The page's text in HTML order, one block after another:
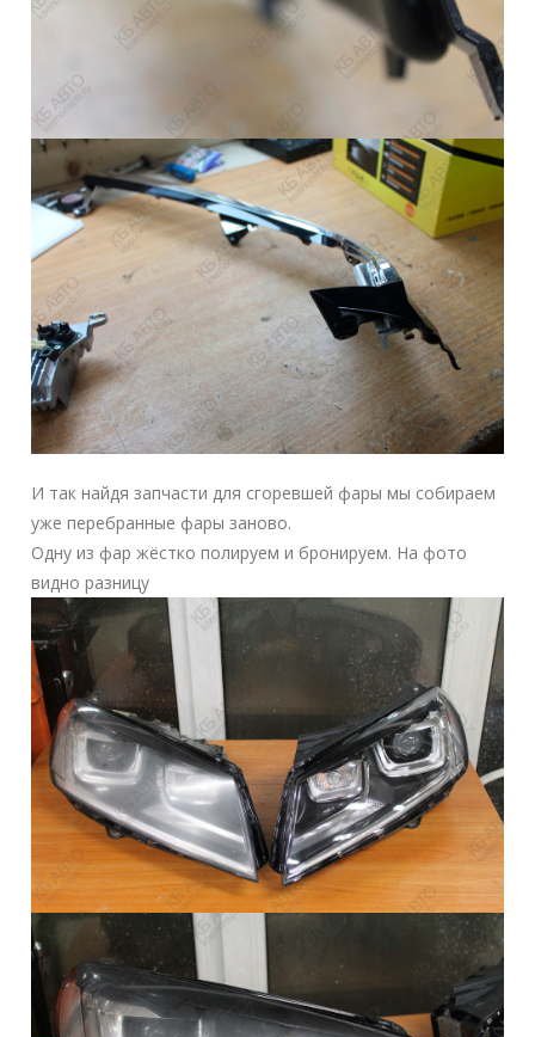
И так найдя запчасти для сгоревшей фары мы собираем
уже перебранные фары заново.
Одну из фар жёстко полируем и бронируем. На фото
видно разницу